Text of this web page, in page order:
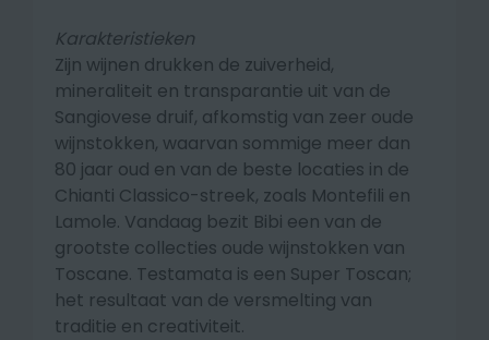
Karakteristieken
Zijn wijnen drukken de zuiverheid,
mineraliteit en transparantie uit van de
Sangiovese druif, afkomstig van zeer oude
wijnstokken, waarvan sommige meer dan
80 jaar oud en van de beste locaties in de
Chianti Classico-streek, zoals Montefili en
Lamole. Vandaag bezit Bibi een van de
grootste collecties oude wijnstokken van
Toscane. Testamata is een Super Toscan;
het resultaat van de versmelting van
traditie en creativiteit.